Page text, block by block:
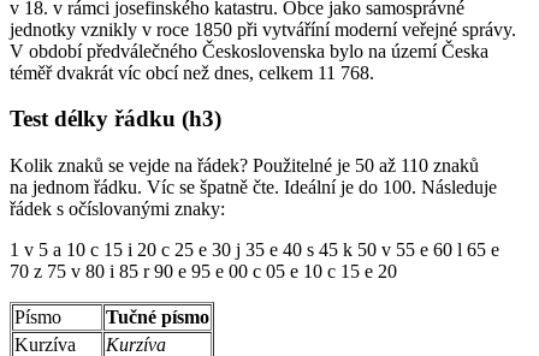
v 18. v rámci josefinského katastru. Obce jako samosprávné
jednotky vznikly v roce 1850 při vytváříní moderní veřejné správy.
V období předválečného Československa bylo na území Česka
téměř dvakrát víc obcí než dnes, celkem 11 768.
Test délky řádku (h3)
Kolik znaků se vejde na řádek? Použitelné je 50 až 110 znaků
na jednom řádku. Víc se špatně čte. Ideální je do 100. Následuje
řádek s očíslovanými znaky:
1 v 5 a 10 c 15 i 20 c 25 e 30 j 35 e 40 s 45 k 50 v 55 e 60 l 65 e
70 z 75 v 80 i 85 r 90 e 95 e 00 c 05 e 10 c 15 e 20
Písmo
Tučné písmo
Kurzíva
Kurzíva